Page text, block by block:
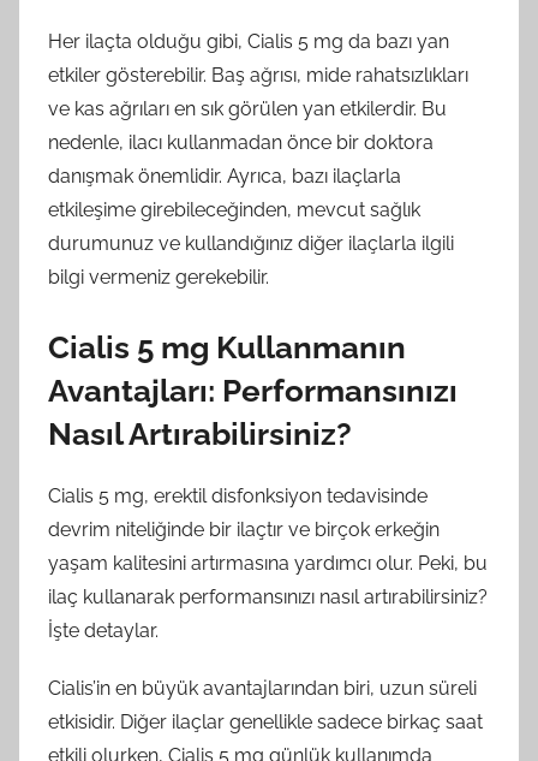
Her ilaçta olduğu gibi, Cialis 5 mg da bazı yan
etkiler gösterebilir. Baş ağrısı, mide rahatsızlıkları
ve kas ağrıları en sık görülen yan etkilerdir. Bu
nedenle, ilacı kullanmadan önce bir doktora
danışmak önemlidir. Ayrıca, bazı ilaçlarla
etkileşime girebileceğinden, mevcut sağlık
durumunuz ve kullandığınız diğer ilaçlarla ilgili
bilgi vermeniz gerekebilir.
Cialis 5 mg Kullanmanın
Avantajları: Performansınızı
Nasıl Artırabilirsiniz?
Cialis 5 mg, erektil disfonksiyon tedavisinde
devrim niteliğinde bir ilaçtır ve birçok erkeğin
yaşam kalitesini artırmasına yardımcı olur. Peki, bu
ilaç kullanarak performansınızı nasıl artırabilirsiniz?
İşte detaylar.
Cialis’in en büyük avantajlarından biri, uzun süreli
etkisidir. Diğer ilaçlar genellikle sadece birkaç saat
etkili olurken, Cialis 5 mg günlük kullanımda